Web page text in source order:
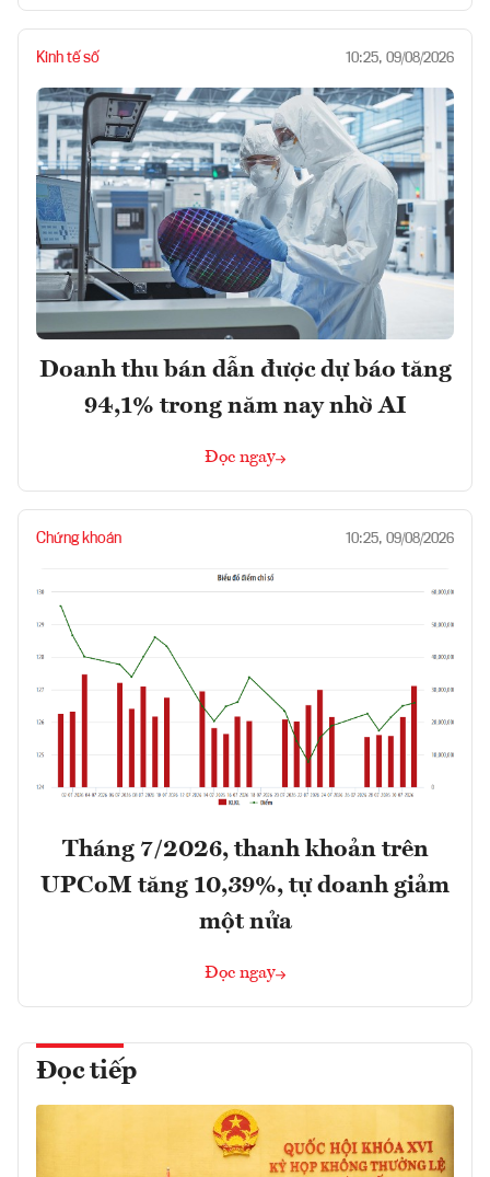
Kinh tế số 10:25, 09/08/2026
Doanh thu bán dẫn được dự báo tăng
94,1% trong năm nay nhờ AI
Đọc ngay
Chứng khoán 10:25, 09/08/2026
Tháng 7/2026, thanh khoản trên
UPCoM tăng 10,39%, tự doanh giảm
một nửa
Đọc ngay
Đọc tiếp